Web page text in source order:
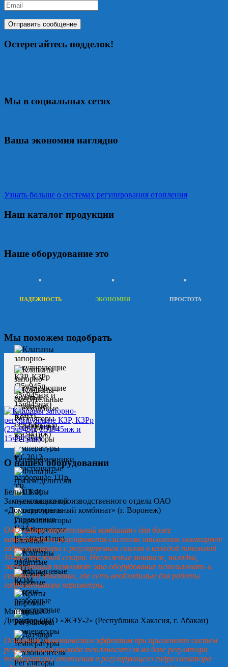
Остерегайтесь подделок!
Мы в социальных сетях
Ваша экономия наглядно
Узнать больше о системах регулирования отопления
Наш каталог продукции
Наше оборудование это
НАДЕЖНОСТЬ ЭКОНОМИЯ ПРОСТОТА
Мы поможем подобрать
О нашем оборудовании
Белых Т.Ф.
Замначальника производственного отдела ОАО
«Домостроительный комбинат» (г. Воронеж)
ОАО «Домостроительный комбинат» для более
качественного регулирования системы отопления монтирует
гидроэлеваторы с регулируемым соплом в каждой панельной
10-ти этажной секции. Несложные монтаж, наладка,
эксплуатация позволяют это оборудование использовать и
сегодня на объектах, где есть необходимые для работы
гидроэлеватора параметры.
Минин А.Ю.
Директор ООО «ЖЭУ-2» (Республика Хакасия, г. Абакан)
Основным экономическим эффектом при применении систем
регулирования расхода теплоносителя на базе регулятора
температуры отопления и регулирующего гидроэлеватора